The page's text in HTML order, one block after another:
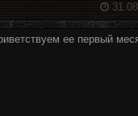
ее первый